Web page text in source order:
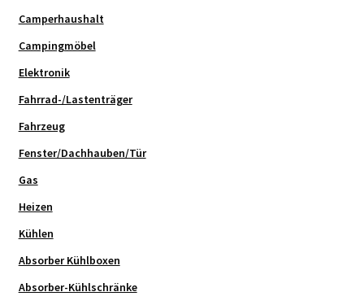
Camperhaushalt
Campingmöbel
Elektronik
Fahrrad-/Lastenträger
Fahrzeug
Fenster/Dachhauben/Tür
Gas
Heizen
Kühlen
Absorber Kühlboxen
Absorber-Kühlschränke